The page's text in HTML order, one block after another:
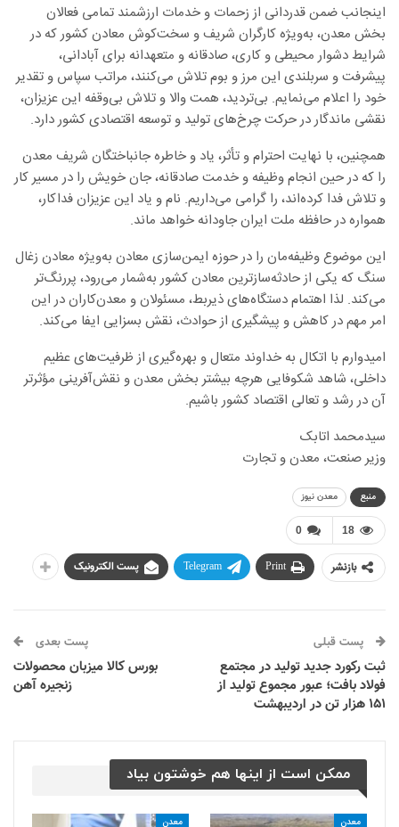
اینجانب ضمن قدردانی از زحمات و خدمات ارزشمند تمامی فعالان
بخش معدن، به‌ویژه کارگران شریف و سخت‌کوش معادن کشور که در
شرایط دشوار محیطی و کاری، صادقانه و متعهدانه برای آبادانی،
پیشرفت و سربلندی این مرز و بوم تلاش می‌کنند، مراتب سپاس و تقدیر
خود را اعلام می‌نمایم. بی‌تردید، همت والا و تلاش بی‌وقفه این عزیزان،
نقشی ماندگار در حرکت چرخ‌های تولید و توسعه اقتصادی کشور دارد.
همچنین، با نهایت احترام و تأثر، یاد و خاطره جانباختگان شریف معدن
را که در حین انجام وظیفه و خدمت صادقانه، جان خویش را در مسیر کار
و تلاش فدا کرده‌اند، را گرامی می‌داریم. نام و یاد این عزیزان فداکار،
همواره در حافظه ملت ایران جاودانه خواهد ماند.
این موضوع وظیفه‌مان را در حوزه ایمن‌سازی معادن به‌ویژه معادن زغال
سنگ که یکی از حادثه‌سازترین معادن کشور به‌شمار می‌رود، پررنگ‌تر
می‌کند. لذا اهتمام دستگاه‌های ذیربط، مسئولان و معدن‌کاران در این
امر مهم در کاهش و پیشگیری از حوادث، نقش بسزایی ایفا می‌کند.
امیدوارم با اتکال به خداوند متعال و بهره‌گیری از ظرفیت‌های عظیم
داخلی، شاهد شکوفایی هرچه بیشتر بخش معدن و نقش‌آفرینی مؤثرتر
آن در رشد و تعالی اقتصاد کشور باشیم.
سیدمحمد اتابک
وزیر صنعت، معدن و تجارت
منبع معدن نیوز
0 18
بازنشر Print
Telegram پست الکترونیک
پست قبلی
ثبت رکورد جدید تولید در مجتمع
فولاد بافت؛ عبور مجموع تولید از
۱۵۱ هزار تن در اردیبهشت
پست بعدی
بورس کالا میزبان محصولات
زنجیره آهن
ممکن است از اینها هم خوشتون بیاد
معدن معدن